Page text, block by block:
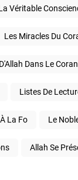
Véritable
Les Miracles Du
Dans Le Coran
Listes De
La Fo Le
Allah Se